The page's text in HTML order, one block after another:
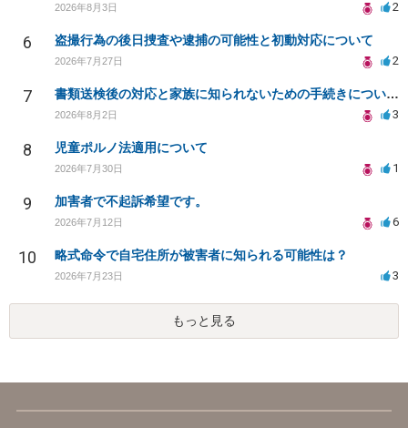
2026年8月3日 2
6 盗撮行為の後日捜査や逮捕の可能性と初動対応について
2026年7月27日 2
7 書類送検後の対応と家族に知られないための手続きについて相談
2026年8月2日 3
8 児童ポルノ法適用について
2026年7月30日 1
9 加害者で不起訴希望です。
2026年7月12日 6
10 略式命令で自宅住所が被害者に知られる可能性は？
2026年7月23日 3
もっと見る